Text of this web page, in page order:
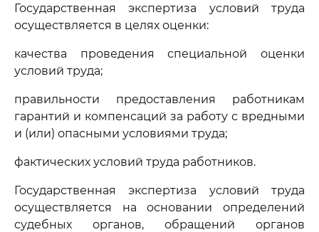
Государственная экспертиза условий труда
осуществляется в целях оценки:
качества проведения специальной оценки
условий труда;
правильности предоставления работникам
гарантий и компенсаций за работу с вредными
и (или) опасными условиями труда;
фактических условий труда работников.
Государственная экспертиза условий труда
осуществляется на основании определений
судебных органов, обращений органов